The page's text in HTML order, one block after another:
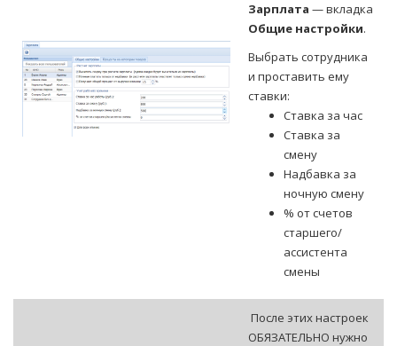
Зарплата — вкладка
Общие настройки.
Выбрать сотрудника
и проставить ему
ставки:
Ставка за час
Ставка за
смену
Надбавка за
ночную смену
% от счетов
старшего/
ассистента
смены
После этих настроек
ОБЯЗАТЕЛЬНО нужно